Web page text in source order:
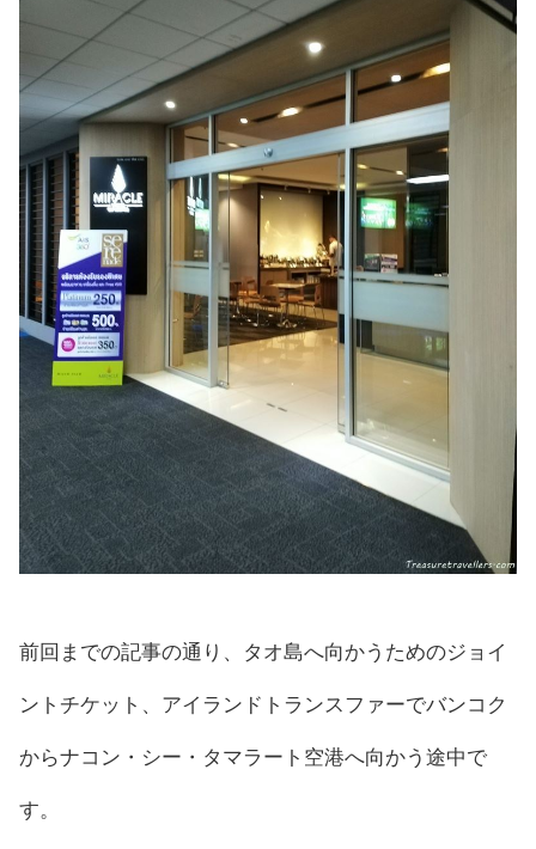
前回までの記事の通り、タオ島へ向かうためのジョイ
ントチケット、アイランドトランスファーでバンコク
からナコン・シー・タマラート空港へ向かう途中で
す。